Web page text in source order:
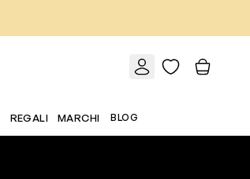
REGALI MARCHI BLOG